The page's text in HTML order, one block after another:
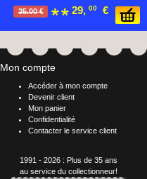
35.00 € 29, 00 €
Mon compte
Accéder à mon compte
Devenir client
Mon panier
Confidentialité
Contacter le service client
1991 - 2026 : Plus de 35 ans
au service du collectionneur!